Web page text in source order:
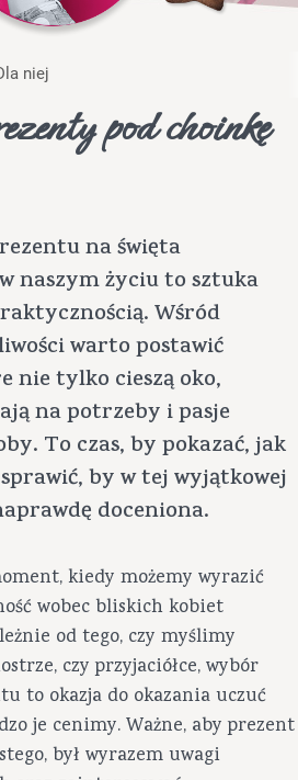
Dla niej
pod choinkę
na święta
naszym życiu to sztuka
Wśród
warto postawić
nie tylko cieszą oko,
na potrzeby i pasje
To czas, by pokazać, jak
by w tej wyjątkowej
doceniona.
kiedy możemy wyrazić
wobec bliskich kobiet
od tego, czy myślimy
czy przyjaciółce, wybór
to okazja do okazania uczuć
je cenimy. Ważne, aby prezent
był wyrazem uwagi